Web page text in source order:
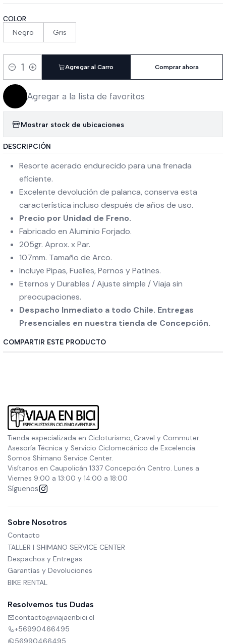
COLOR
Negro Gris
Cantidad
Agregar al Carro Comprar ahora
Agregar a la lista de favoritos
Mostrar stock de ubicaciones
DESCRIPCIÓN
Resorte acerado endurecido para una frenada
eficiente.
Excelente devolución de palanca, conserva esta
característica incluso después de años de uso.
Precio por Unidad de Freno.
Fabricado en Aluminio Forjado.
205gr. Aprox. x Par.
107mm. Tamaño de Arco.
Incluye Pipas, Fuelles, Pernos y Patines.
Eternos y Durables / Ajuste simple / Viaja sin
preocupaciones.
Despacho Inmediato a todo Chile. Entregas
Presenciales en nuestra tienda de Concepción.
COMPARTIR ESTE PRODUCTO
Tienda especializada en Cicloturismo, Gravel y Commuter.
Asesoría Técnica y Servicio Ciclomecánico de Excelencia.
Somos Shimano Service Center.
Visítanos en Caupolicán 1337 Concepción Centro. Lunes a
Viernes 9:00 a 13:00 y 14:00 a 18:00
Síguenos
Sobre Nosotros
Contacto
TALLER | SHIMANO SERVICE CENTER
Despachos y Entregas
Garantías y Devoluciones
BIKE RENTAL
Resolvemos tus Dudas
contacto@viajaenbici.cl
+56990466495
56990466495